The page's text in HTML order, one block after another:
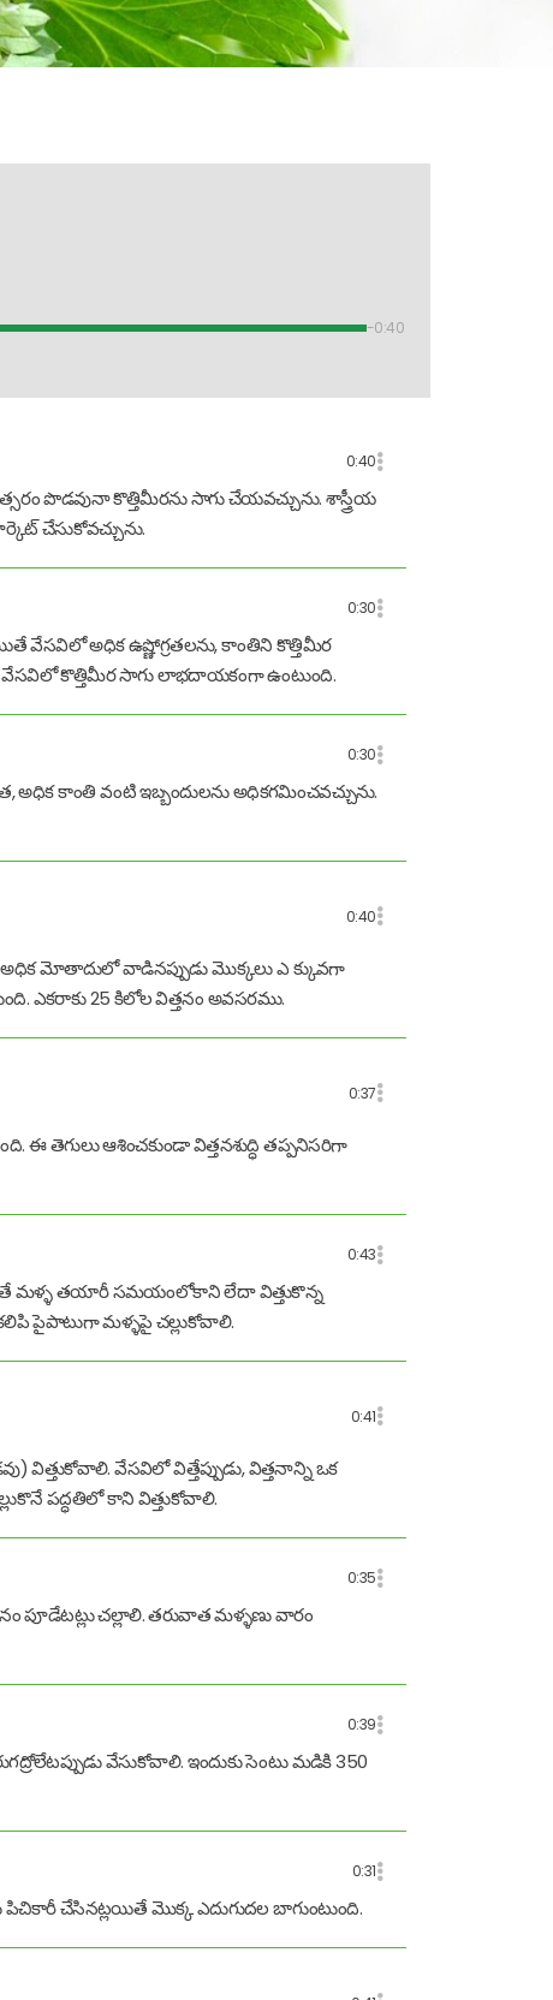
-0:40
0:40
పొడవునా కొత్తిమీరను సాగు చేయవచ్చును. శాస్త్రీయ
చేసుకోవచ్చును.
0:30
అధిక ఉష్ణోగ్రతలను, కాంతిని కొత్తిమీర
వేసవిలో కొత్తిమీర సాగు లాభదాయకంగా ఉంటుంది.
0:30
కాంతి వంటి ఇబ్బందులను అధికగమించవచ్చును.
0:40
మోతాదులో వాడినప్పుడు మొక్కలు ఎ క్కువగా
ఎకరాకు 25 కిలోల విత్తనం అవసరము.
0:37
ఈ తెగులు ఆశించకుండా విత్తనశుద్ధి తప్పనిసరిగా
0:43
మళ్ళ తయారీ సమయంలోకాని లేదా విత్తుకొన్న
పైపాటుగా మళ్ళపై చల్లుకోవాలి.
0:41
విత్తుకోవాలి. వేసవిలో విత్తేప్పుడు, విత్తనాన్ని ఒక
పద్ధతిలో కాని విత్తుకోవాలి.
0:35
పూడేటట్లు చల్లాలి. తరువాత మళ్ళణు వారం
0:39
వేసుకోవాలి. ఇందుకు సెంటు మడికి 350
0:31
పిచికారీ చేసినట్లయితే మొక్క ఎదుగుదల బాగుంటుంది.